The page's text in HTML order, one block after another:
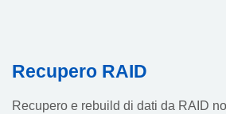
Recupero RAID
Recupero e rebuild di dati da RAID